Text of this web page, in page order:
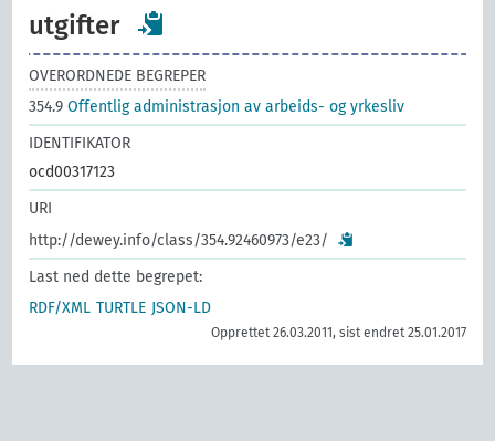
utgifter
OVERORDNEDE BEGREPER
354.9Offentlig administrasjon av arbeids- og yrkesliv
IDENTIFIKATOR
ocd00317123
URI
http://dewey.info/class/354.92460973/e23/
Last ned dette begrepet:
RDF/XML TURTLE JSON-LD
Opprettet 26.03.2011, sist endret 25.01.2017